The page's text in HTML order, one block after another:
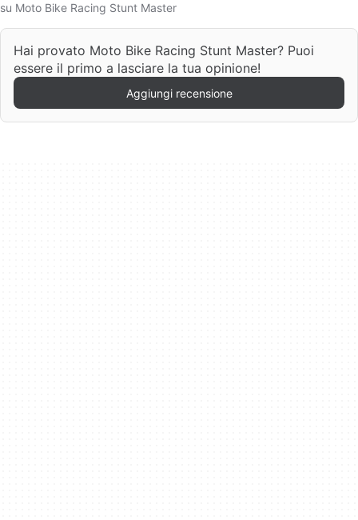
su Moto Bike Racing Stunt Master
Hai provato Moto Bike Racing Stunt Master? Puoi
essere il primo a lasciare la tua opinione!
Aggiungi recensione